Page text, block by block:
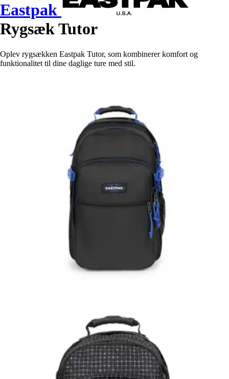
Eastpak
Rygsæk Tutor
Oplev rygsækken Eastpak Tutor, som kombinerer komfort og
funktionalitet til dine daglige ture med stil.